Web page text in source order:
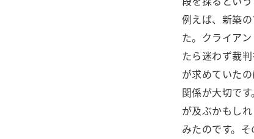
例えば、新築
た。クライア
たら迷わず裁
が求めていた
関係が大切で
が及ぶかもし
みたのです。